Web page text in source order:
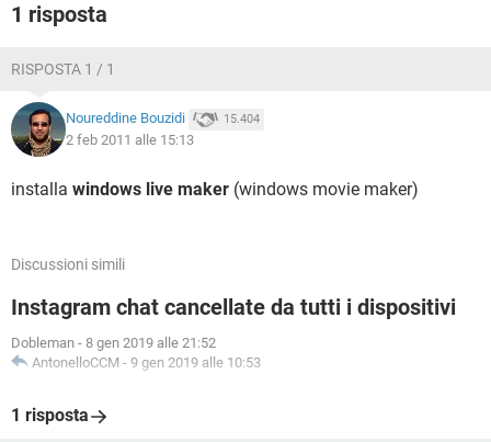
1 risposta
RISPOSTA 1 / 1
Noureddine Bouzidi 15.404
2 feb 2011 alle 15:13
installa windows live maker (windows movie maker)
Discussioni simili
Instagram chat cancellate da tutti i dispositivi
Dobleman - 8 gen 2019 alle 21:52
AntonelloCCM - 9 gen 2019 alle 10:53
1 risposta